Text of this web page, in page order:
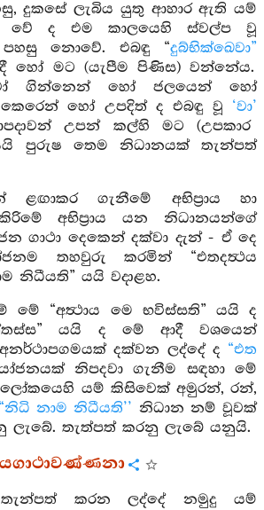
දුකසේ ලැබිය යුතු ආහාර ඇති යම්
වේ ද එම කාලයෙහි ස්වල්ප වූ
නොවේ. එබඳු “දුබ්භික්ඛෙවා”
හෝ මට (යැපීම පිණිස) වන්නේය.
ගින්නෙන් හෝ ජලයෙන් හෝ
කෙරෙන් හෝ උපදිත් ද එබඳු වූ ‘වා’
උපන් කල්හි මට (උපකාර
පුරුෂ තෙම නිධානයක් තැන්පත්
ළඟාකර ගැනීමේ අභිප්‍රාය හා
අභිප්‍රාය යන නිධානයන්ගේ
ගාථා දෙකෙන් දක්වා දැන් - ඒ දෙ
තහවුරු කරමින් “එතදත්‍ථය
නිධීයති” යයි වදාළහ.
මේ “අත්‍ථාය මෙ භවිස්සති” යයි ද
යයි ද මේ ආදී වශයෙන්
දක්වන ලද්දේ ද “එත
නිපදවා ගැනීම සඳහා මේ
ලෝකයෙහි යම් කිසිවෙක් අමුරන්, රන්,
“නිධි නාම නිධීයති’’ නිධාන නම් වූවක්
ලැබේ. තැත්පත් කරනු ලැබේ යනුයි.
කරන ලද්දේ නමුදු යම්